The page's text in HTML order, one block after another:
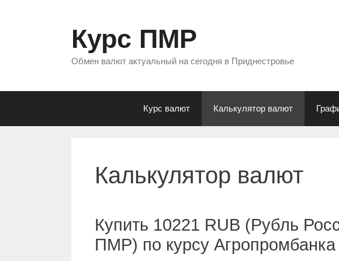
Курс ПМР
Обмен валют актуальный на сегодня в Приднестровье
Курс валют Калькулятор валют
Калькулятор валют
Купить 10221 RUB (Рубль
ПМР) по курсу Агропромбанка